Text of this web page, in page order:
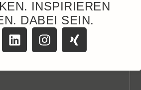
INSPIRIEREN
DABEI SEIN.